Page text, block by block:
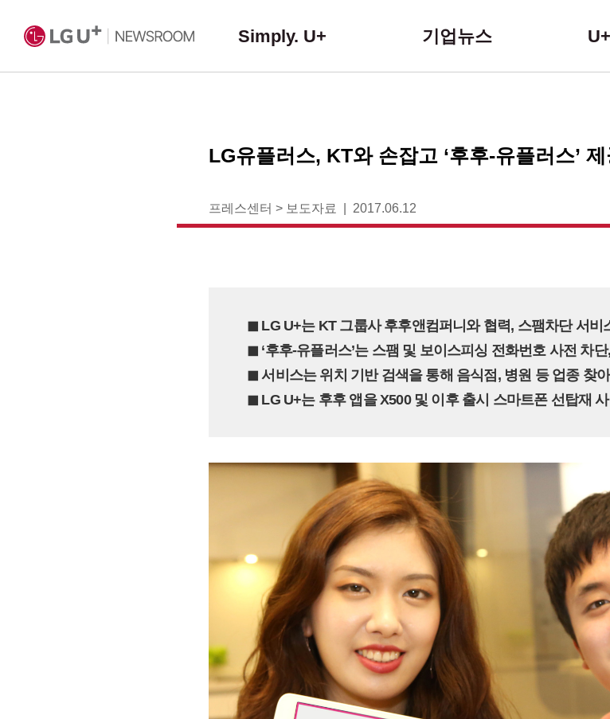
Simply. U+ 기업뉴스
LG유플러스, KT와 손잡고 ‘후후-유플러스’
프레스센터 > 보도자료 2017.06.12
◼︎ LG U+는 KT 그룹사 후후앤컴퍼니와 협력, 스팸차단 서비
◼︎ ‘후후-유플러스’는 스팸 및 보이스피싱 전화번호 사전 차
◼︎ 서비스는 위치 기반 검색을 통해 음식점, 병원 등 업종 찾
◼︎ LG U+는 후후 앱을 X500 및 이후 출시 스마트폰 선탑재